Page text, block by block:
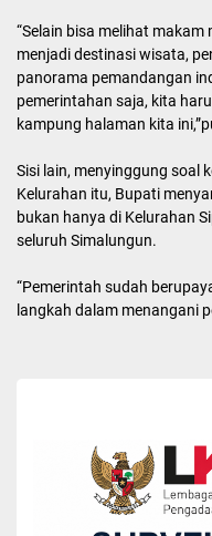
“Selain bisa melihat
menjadi destinasi wisata,
panorama pemandangan
pemerintahan saja, kita
kampung halaman kita
Sisi lain, menyinggung soal
Kelurahan itu, Bupati
bukan hanya di Kelurahan
seluruh Simalungun.
“Pemerintah sudah
langkah dalam menangani